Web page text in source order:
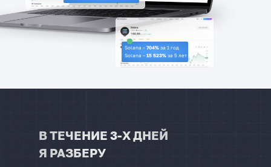
Solana – 704% за 1 год
Solana – 15 523% за 5 лет
В ТЕЧЕНИЕ 3-Х ДНЕЙ
Я РАЗБЕРУ